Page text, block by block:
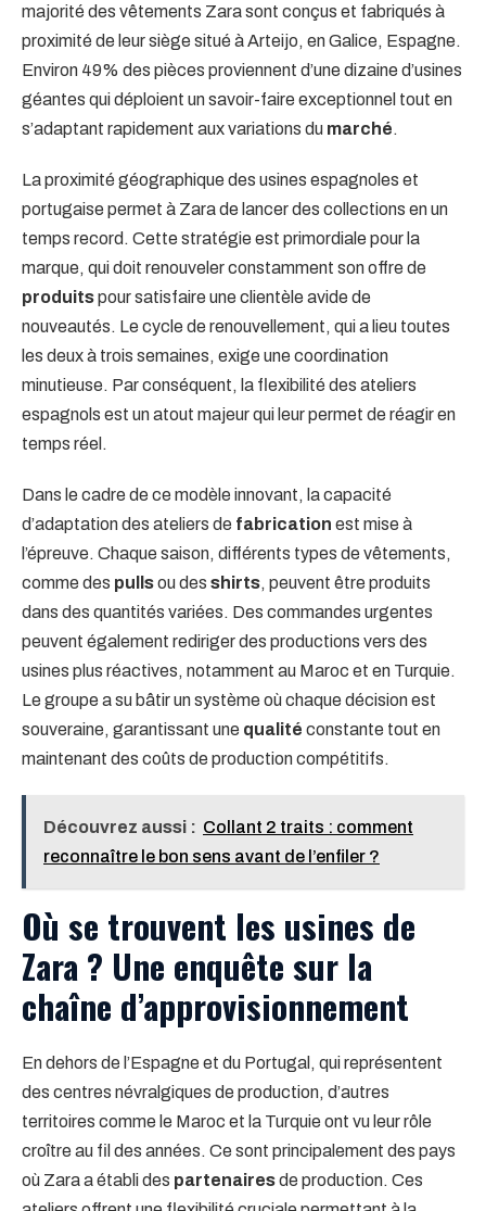
majorité des vêtements Zara sont conçus et fabriqués à
proximité de leur siège situé à Arteijo, en Galice, Espagne.
Environ 49% des pièces proviennent d’une dizaine d’usines
géantes qui déploient un savoir-faire exceptionnel tout en
s’adaptant rapidement aux variations du marché.
La proximité géographique des usines espagnoles et
portugaise permet à Zara de lancer des collections en un
temps record. Cette stratégie est primordiale pour la
marque, qui doit renouveler constamment son offre de
produitspour satisfaire une clientèle avide de
nouveautés. Le cycle de renouvellement, qui a lieu toutes
les deux à trois semaines, exige une coordination
minutieuse. Par conséquent, la flexibilité des ateliers
espagnols est un atout majeur qui leur permet de réagir en
temps réel.
Dans le cadre de ce modèle innovant, la capacité
d’adaptation des ateliers de fabrication est mise à
l’épreuve. Chaque saison, différents types de vêtements,
comme des pullsou des shirts, peuvent être produits
dans des quantités variées. Des commandes urgentes
peuvent également rediriger des productions vers des
usines plus réactives, notamment au Maroc et en Turquie.
Le groupe a su bâtir un système où chaque décision est
souveraine, garantissant une qualité constante tout en
maintenant des coûts de production compétitifs.
Découvrez aussi : Collant 2 traits : comment
reconnaître le bon sens avant de l’enfiler ?
Où se trouvent les usines de
Zara ? Une enquête sur la
chaîne d’approvisionnement
En dehors de l’Espagne et du Portugal, qui représentent
des centres névralgiques de production, d’autres
territoires comme le Maroc et la Turquie ont vu leur rôle
croître au fil des années. Ce sont principalement des pays
où Zara a établi des partenairesde production. Ces